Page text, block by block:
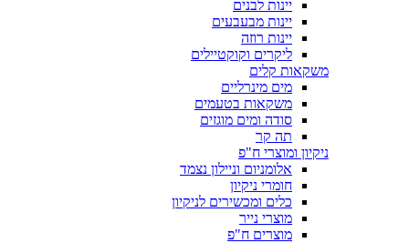
יינות לבנים
יינות מבעבעים
יינות רוזה
ליקרים וקוקטיילים
משקאות קלים
מים מינרליים
משקאות בטעמים
סודה ומים מוגזים
תה קר
ניקיון ומוצרי ח"פ
אלומניום וניילון נצמד
חומרי ניקיון
כלים ומכשירים לניקיון
מוצרי נייר
מוצרים ח"פ